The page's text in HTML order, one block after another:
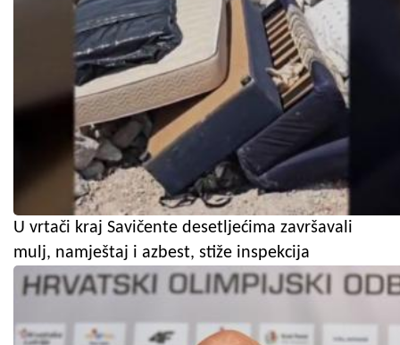
U vrtači kraj Savičente desetljećima završavali
mulj, namještaj i azbest, stiže inspekcija